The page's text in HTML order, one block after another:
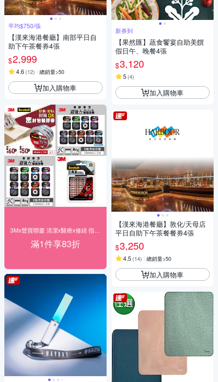
平均$750/張
【漢來海港餐廳】南部平日自
助下午茶餐券4張
$2,999
4.6 (12) 總銷量>50
加入購物車
滿1件享83折
新券到
【果然匯】蔬食饗宴自助美饌
假日午、晚餐4張
$3,120
5 (4)
加入購物車
【漢來海港餐廳】敦化/天母店
平日自助下午茶餐餐券4張
$3,250
4.5 (14) 總銷量>50
加入購物車